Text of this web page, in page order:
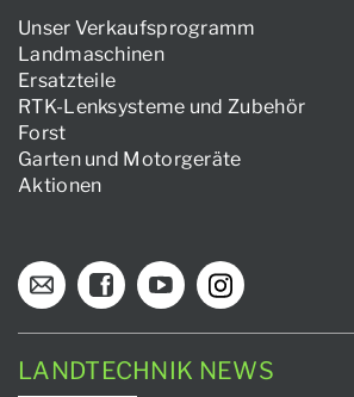
Unser Verkaufsprogramm
Landmaschinen
Ersatzteile
RTK-Lenksysteme und Zubehör
Forst
Garten und Motorgeräte
Aktionen
LANDTECHNIK NEWS